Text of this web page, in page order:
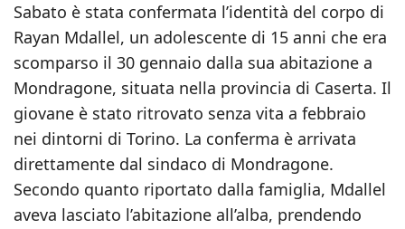
Sabato è stata confermata l’identità del corpo di
Rayan Mdallel, un adolescente di 15 anni che era
scomparso il 30 gennaio dalla sua abitazione a
Mondragone, situata nella provincia di Caserta. Il
giovane è stato ritrovato senza vita a febbraio
nei dintorni di Torino. La conferma è arrivata
direttamente dal sindaco di Mondragone.
Secondo quanto riportato dalla famiglia, Mdallel
aveva lasciato l’abitazione all’alba, prendendo